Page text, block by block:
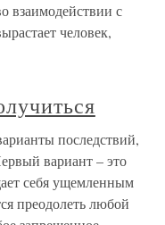
взаимодействии с
человек,
последствий,
вариант – это
себя ущемленным
преодолеть любой